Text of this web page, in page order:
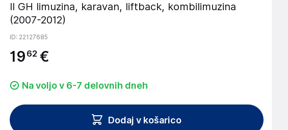
II GH limuzina, karavan, liftback, kombilimuzina
(2007-2012)
ID: 22127685
19 62 €
Na voljo v 6-7 delovnih dneh
Dodaj v košarico